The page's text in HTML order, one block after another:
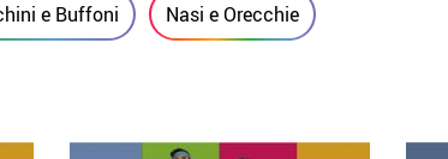
e Buffoni Nasi e Orecchie